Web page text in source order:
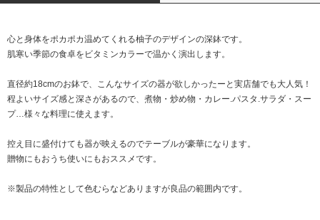
心と身体をポカポカ温めてくれる柚子のデザインの深鉢です。
肌寒い季節の食卓をビタミンカラーで温かく演出します。
直径約18cmのお鉢で、こんなサイズの器が欲しかったーと実店舗でも大人気！
程よいサイズ感と深さがあるので、煮物・炒め物・カレー.パスタ.サラダ・スー
プ…様々な料理に使えます。
控え目に盛付けても器が映えるのでテーブルが豪華になります。
贈物にもおうち使いにもおススメです。
※製品の特性として色むらなどありますが良品の範囲内です。